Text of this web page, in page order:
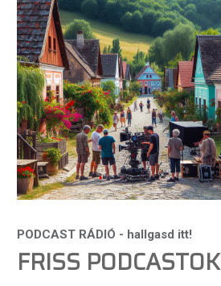
FRISS PODCASTOK